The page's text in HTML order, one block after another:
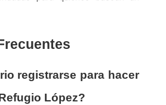
registrarse para hacer
López?